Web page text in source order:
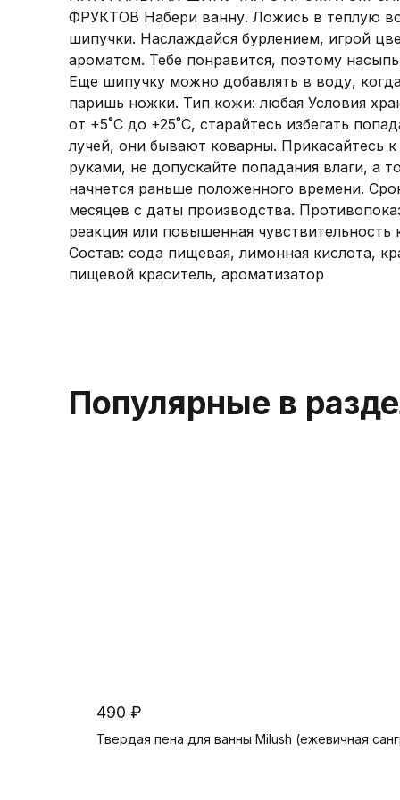
ФРУКТОВ Набери ванну. Ложись в теплую
шипучки. Наслаждайся бурлением, игрой
ароматом. Тебе понравится, поэтому
Еще шипучку можно добавлять в воду,
паришь ножки. Тип кожи: любая Условия
от +5˚С до +25˚С, старайтесь избегать
лучей, они бывают коварны. Прикасайтесь
руками, не допускайте попадания влаги, а
начнется раньше положенного времени.
месяцев с даты производства.
реакция или повышенная чувствительность
Состав: сода пищевая, лимонная кислота,
пищевой краситель, ароматизатор
Популярные в
490 ₽
Твердая пена для ванны Milush (ежевичная